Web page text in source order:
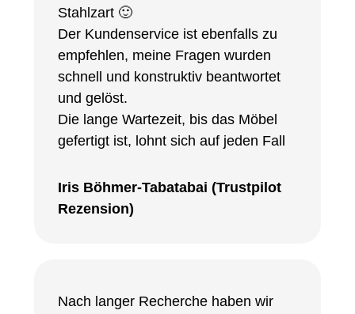
Stahlzart 🙂
Der Kundenservice ist ebenfalls zu
empfehlen, meine Fragen wurden
schnell und konstruktiv beantwortet
und gelöst.
Die lange Wartezeit, bis das Möbel
gefertigt ist, lohnt sich auf jeden Fall
Iris Böhmer-Tabatabai (Trustpilot
Rezension)
Nach langer Recherche haben wir